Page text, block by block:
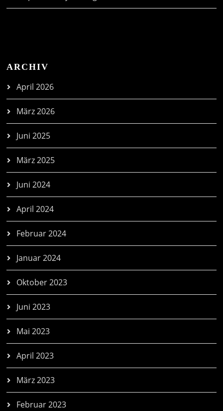
ARCHIV
April 2026
März 2026
Juni 2025
März 2025
Juni 2024
April 2024
Februar 2024
Januar 2024
Oktober 2023
Juni 2023
Mai 2023
April 2023
März 2023
Februar 2023